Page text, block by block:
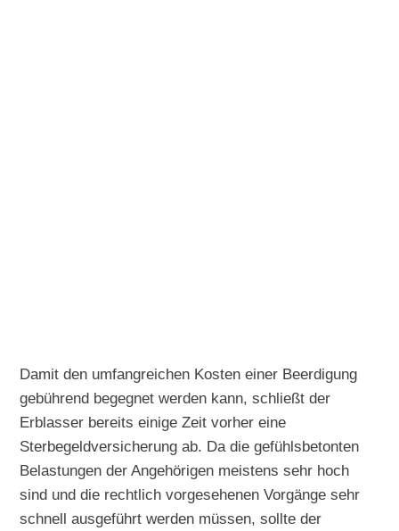
Damit den umfangreichen Kosten einer Beerdigung
gebührend begegnet werden kann, schließt der
Erblasser bereits einige Zeit vorher eine
Sterbegeldversicherung ab. Da die gefühlsbetonten
Belastungen der Angehörigen meistens sehr hoch
sind und die rechtlich vorgesehenen Vorgänge sehr
schnell ausgeführt werden müssen, sollte der